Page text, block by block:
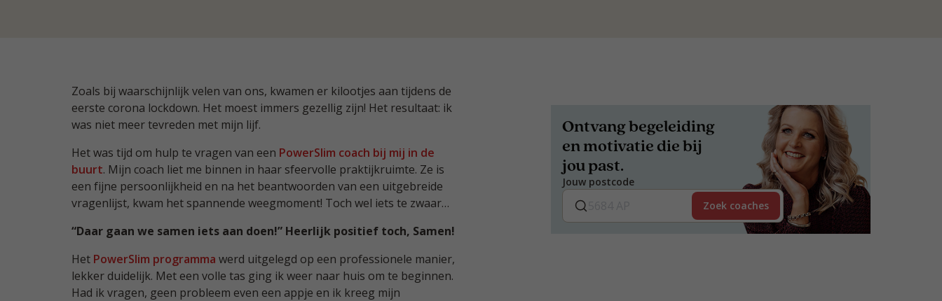
Zoals bij waarschijnlijk velen van ons, kwamen er kilootjes aan tijdens de
eerste corona lockdown. Het moest immers gezellig zijn! Het resultaat: ik
was niet meer tevreden met mijn lijf.
Het was tijd om hulp te vragen van een PowerSlim coach bij mij in de
buurt. Mijn coach liet me binnen in haar sfeervolle praktijkruimte. Ze is
een fijne persoonlijkheid en na het beantwoorden van een uitgebreide
vragenlijst, kwam het spannende weegmoment! Toch wel iets te zwaar…
“Daar gaan we samen iets aan doen!” Heerlijk positief toch, Samen!
Het PowerSlim programma werd uitgelegd op een professionele manier,
lekker duidelijk. Met een volle tas ging ik weer naar huis om te beginnen.
Had ik vragen, geen probleem even een appje en ik kreeg mijn
Ontvang begeleiding
en motivatie die bij
jou past.
Jouw postcode
Zoek coaches